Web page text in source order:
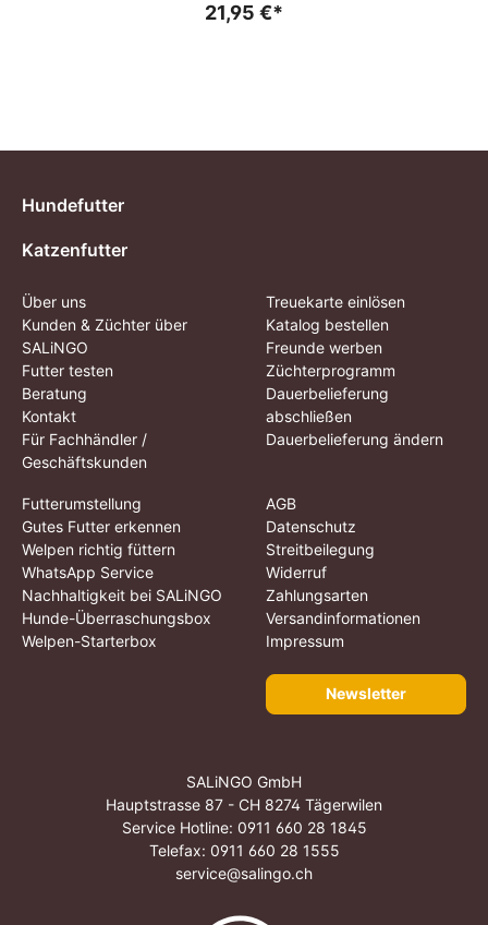
21,95 €*
Hundefutter
Katzenfutter
Über uns
Kunden & Züchter über
SALiNGO
Futter testen
Beratung
Kontakt
Für Fachhändler /
Geschäftskunden
Treuekarte einlösen
Katalog bestellen
Freunde werben
Züchterprogramm
Dauerbelieferung
abschließen
Dauerbelieferung ändern
Futterumstellung
Gutes Futter erkennen
Welpen richtig füttern
WhatsApp Service
Nachhaltigkeit bei SALiNGO
Hunde-Überraschungsbox
Welpen-Starterbox
AGB
Datenschutz
Streitbeilegung
Widerruf
Zahlungsarten
Versandinformationen
Impressum
Newsletter
SALiNGO GmbH
Hauptstrasse 87 - CH 8274 Tägerwilen
Service Hotline: 0911 660 28 1845
Telefax: 0911 660 28 1555
service@salingo.ch